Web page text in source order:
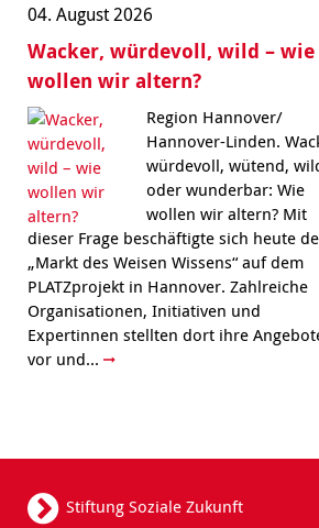
04. August 2026
Wacker, würdevoll, wild – wie
wollen wir altern?
Region Hannover/
Hannover-Linden.
würdevoll, wütend,
oder wunderbar: Wie
wollen wir altern? Mit
dieser Frage beschäftigte sich heute
„Markt des Weisen Wissens“ auf dem
PLATZprojekt in Hannover. Zahlreiche
Organisationen, Initiativen und
Expertinnen stellten dort ihre
vor und...
Stiftung Soziale Zukunft